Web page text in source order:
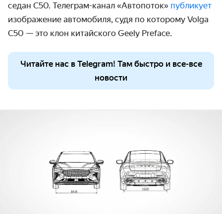
седан С50. Телеграм-канал «Автопоток» публикует
изображение автомобиля, судя по которому Volga
C50 — это клон китайского Geely Preface.
Читайте нас в Telegram! Там быстро и все-все
новости